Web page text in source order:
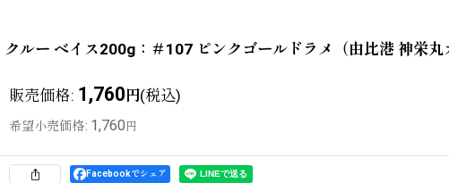
クルー ベイス200g：＃107 ピンクゴールドラメ（由比港 神栄丸
販売価格: 1,760円(税込)
希望小売価格: 1,760 円
Facebookでシェア